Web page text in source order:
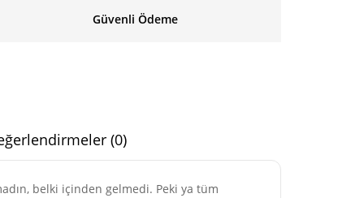
Güvenli Ödeme
(0)
belki içinden gelmedi. Peki ya tüm